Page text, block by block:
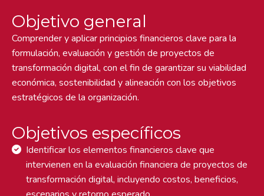
Objetivo general
Comprender y aplicar principios financieros clave para la
formulación, evaluación y gestión de proyectos de
transformación digital, con el fin de garantizar su viabilidad
económica, sostenibilidad y alineación con los objetivos
estratégicos de la organización.
Objetivos específicos
Identificar los elementos financieros clave que
intervienen en la evaluación financiera de proyectos de
transformación digital, incluyendo costos, beneficios,